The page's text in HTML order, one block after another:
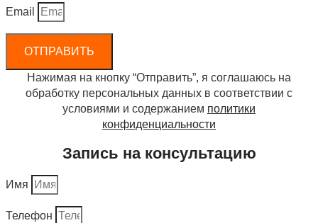
Email
ОТПРАВИТЬ
Нажимая на кнопку “Отправить”, я соглашаюсь на
обработку персональных данных в соответствии с
условиями и содержанием политики
конфиденциальности
Запись на консультацию
Имя
Телефон